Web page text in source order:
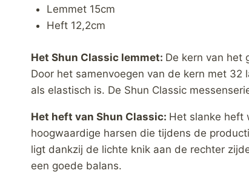
Lemmet 15cm
Heft 12,2cm
Het Shun Classic lemmet: De kern van het
Door het samenvoegen van de kern met
als elastisch is. De Shun Classic
Het heft van Shun Classic: Het slanke heft
hoogwaardige harsen die tijdens de
ligt dankzij de lichte knik aan de rechter
een goede balans.